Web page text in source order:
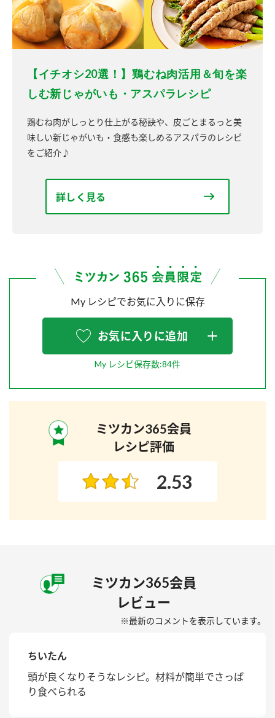
【イチオシ20選！】鶏むね肉活用＆旬を楽
しむ新じゃがいも・アスパラレシピ
鶏むね肉がしっとり仕上がる秘訣や、皮ごとまるっと美
味しい新じゃがいも・食感も楽しめるアスパラのレシピ
をご紹介♪
詳しく見る
My レシピでお気に入りに保存
お気に入りに追加
My レシピ保存数:84件
ミツカン365会員
レシピ評価
2.53
ミツカン365会員
レビュー
※最新のコメントを表示しています。
ちいたん
頭が良くなりそうなレシピ。材料が簡単でさっぱ
り食べられる